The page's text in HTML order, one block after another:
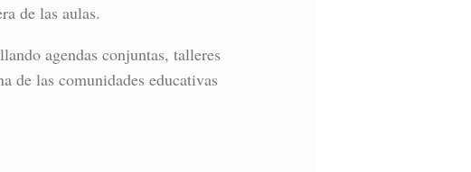
de las aulas.
agendas conjuntas, talleres
de las comunidades educativas